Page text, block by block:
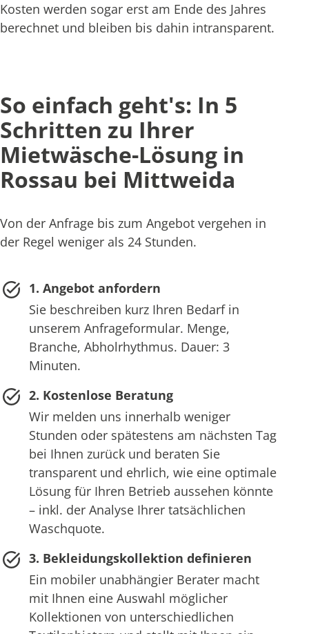
Kosten werden sogar erst am Ende des Jahres
berechnet und bleiben bis dahin intransparent.
So einfach geht's: In 5
Schritten zu Ihrer
Mietwäsche-Lösung in
Rossau bei Mittweida
Von der Anfrage bis zum Angebot vergehen in
der Regel weniger als 24 Stunden.
1. Angebot anfordern
Sie beschreiben kurz Ihren Bedarf in
unserem Anfrageformular. Menge,
Branche, Abholrhythmus. Dauer: 3
Minuten.
2. Kostenlose Beratung
Wir melden uns innerhalb weniger
Stunden oder spätestens am nächsten Tag
bei Ihnen zurück und beraten Sie
transparent und ehrlich, wie eine optimale
Lösung für Ihren Betrieb aussehen könnte
– inkl. der Analyse Ihrer tatsächlichen
Waschquote.
3. Bekleidungskollektion definieren
Ein mobiler unabhängier Berater macht
mit Ihnen eine Auswahl möglicher
Kollektionen von unterschiedlichen